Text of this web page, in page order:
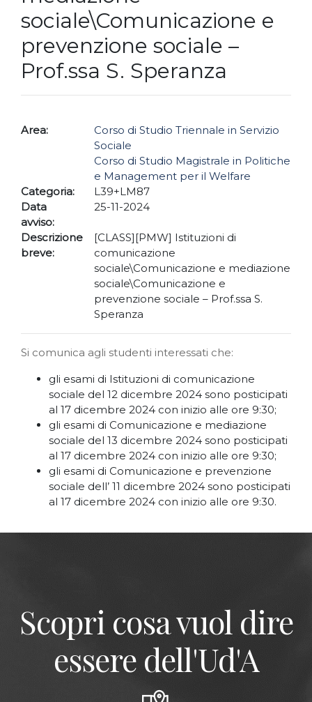
sociale\Comunicazione e
prevenzione sociale –
Prof.ssa S. Speranza
Area:
Corso di Studio Triennale in Servizio
Sociale
Corso di Studio Magistrale in Politiche
e Management per il Welfare
Categoria:
L39+LM87
Data
avviso:
25-11-2024
Descrizione
breve:
[CLASS][PMW] Istituzioni di
comunicazione
sociale\Comunicazione e mediazione
sociale\Comunicazione e
prevenzione sociale – Prof.ssa S.
Speranza
Si comunica agli studenti interessati che:
gli esami di Istituzioni di comunicazione
sociale del 12 dicembre 2024 sono posticipati
al 17 dicembre 2024 con inizio alle ore 9:30;
gli esami di Comunicazione e mediazione
sociale del 13 dicembre 2024 sono posticipati
al 17 dicembre 2024 con inizio alle ore 9:30;
gli esami di Comunicazione e prevenzione
sociale dell’ 11 dicembre 2024 sono posticipati
al 17 dicembre 2024 con inizio alle ore 9:30.
Scopri cosa vuol dire
essere dell'Ud'A